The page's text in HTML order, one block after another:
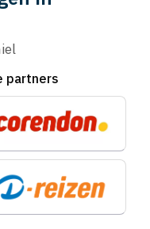
partners